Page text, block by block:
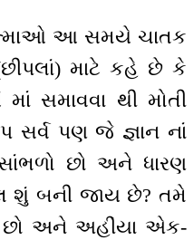
આ સમયે ચાતક
માટે કહે છે કે
સમાવવા થી મોતી
પણ જે જ્ઞાન નાં
છો અને ધારણ
શું બની જાય છે? તમે
છો અને અહીંયા એક-